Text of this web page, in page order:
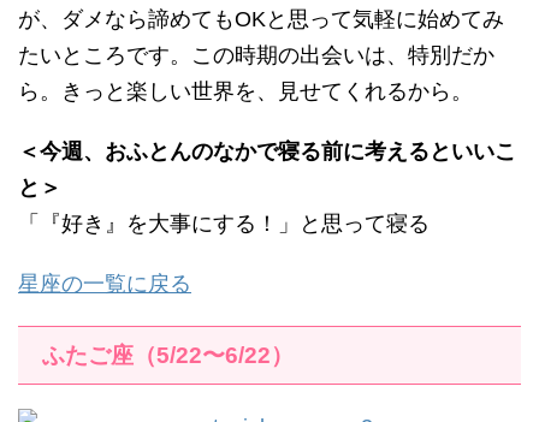
が、ダメなら諦めてもOKと思って気軽に始めてみ
たいところです。この時期の出会いは、特別だか
ら。きっと楽しい世界を、見せてくれるから。
＜今週、おふとんのなかで寝る前に考えるといいこ
と＞
「『好き』を大事にする！」と思って寝る
星座の一覧に戻る
ふたご座（5/22〜6/22）